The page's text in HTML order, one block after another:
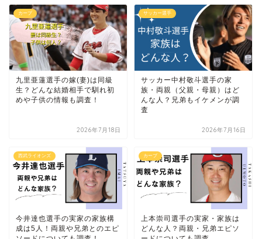
カープ
九里亜蓮選手の嫁(妻)は同級
生？どんな結婚相手で馴れ初
めや子供の情報も調査！
2026年7月18日
サッカー選手
サッカー中村敬斗選手の家
族・両親（父親・母親）はど
んな人？兄弟もイケメンが調
査
2026年7月16日
西武ライオンズ
今井達也選手の実家の家族構
成は5人！両親や兄弟とのエピ
カープ
上本崇司選手の実家・家族は
どんな人？両親・兄弟エピソ